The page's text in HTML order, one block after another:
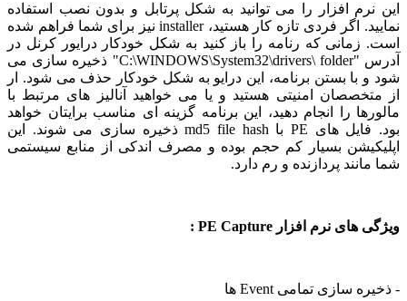
این نرم افزار را می توانید به شکل پرتابل و بدون نصب استفاده
نمایید. اگر فردی تازه کار هستید، installer نیز برای شما فراهم شده
است. زمانی که رنامه را باز کنید به شکل خودکار درایور کرنل در
آدرس "C:\WINDOWS\System32\drivers\ folder" ذخیره سازی می
شود و با بستن برنامه، این درایو به شکل خودکار حذف می شود. ار
از متخصصان امنیتی هستید و یا می خواهید آنالیز های مرتبط با
مالورها را انجام دهید، این برنامه گزینه ای مناسب برایتان خواهد
بود. فایل های PE با md5 file hash ذخیره سازی می شوند. این
اپلیکیشن بسیار کم حجم بوده و مصرف اندکی از منابع سیستمی
شما مانند پردازنده و رم دارد.
ویژگی های نرم افزار PE Capture :
- ذخیره سازی تمامی Event ها